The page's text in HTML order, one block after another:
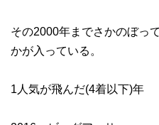
その2000年までさかのぼっ
かが入っている。
1人気が飛んだ(4着以下)年